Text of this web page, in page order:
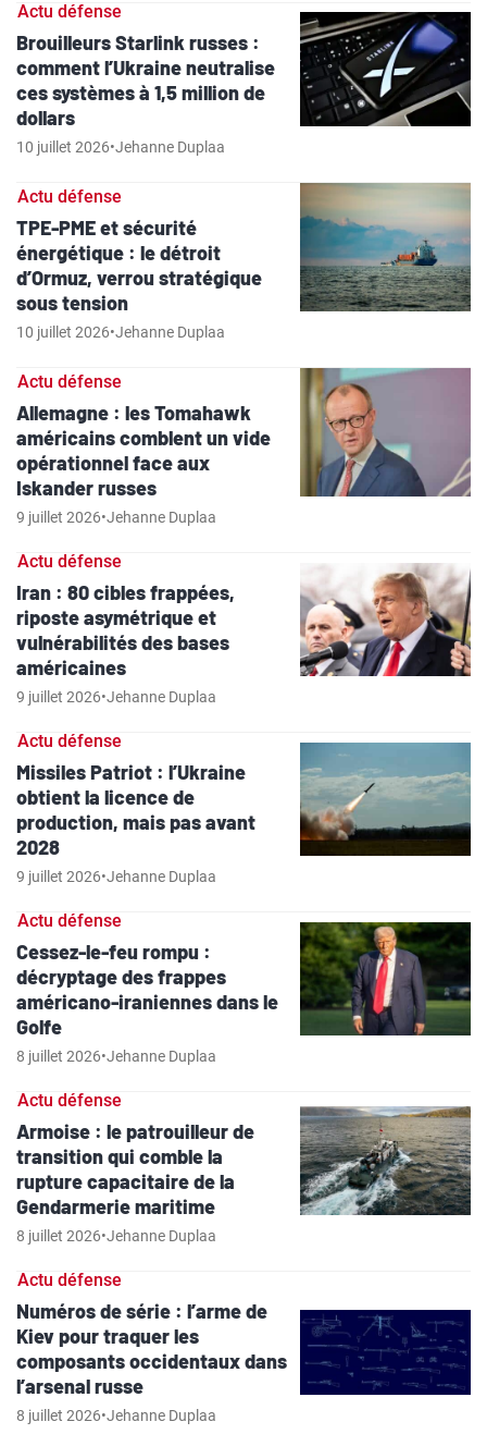
Actu défense
Brouilleurs Starlink russes :
comment l’Ukraine neutralise
ces systèmes à 1,5 million de
dollars
10 juillet 2026•Jehanne Duplaa
Actu défense
TPE-PME et sécurité
énergétique : le détroit
d’Ormuz, verrou stratégique
sous tension
10 juillet 2026•Jehanne Duplaa
Actu défense
Allemagne : les Tomahawk
américains comblent un vide
opérationnel face aux
Iskander russes
9 juillet 2026•Jehanne Duplaa
Actu défense
Iran : 80 cibles frappées,
riposte asymétrique et
vulnérabilités des bases
américaines
9 juillet 2026•Jehanne Duplaa
Actu défense
Missiles Patriot : l’Ukraine
obtient la licence de
production, mais pas avant
2028
9 juillet 2026•Jehanne Duplaa
Actu défense
Cessez-le-feu rompu :
décryptage des frappes
américano-iraniennes dans le
Golfe
8 juillet 2026•Jehanne Duplaa
Actu défense
Armoise : le patrouilleur de
transition qui comble la
rupture capacitaire de la
Gendarmerie maritime
8 juillet 2026•Jehanne Duplaa
Actu défense
Numéros de série : l’arme de
Kiev pour traquer les
composants occidentaux dans
l’arsenal russe
8 juillet 2026•Jehanne Duplaa